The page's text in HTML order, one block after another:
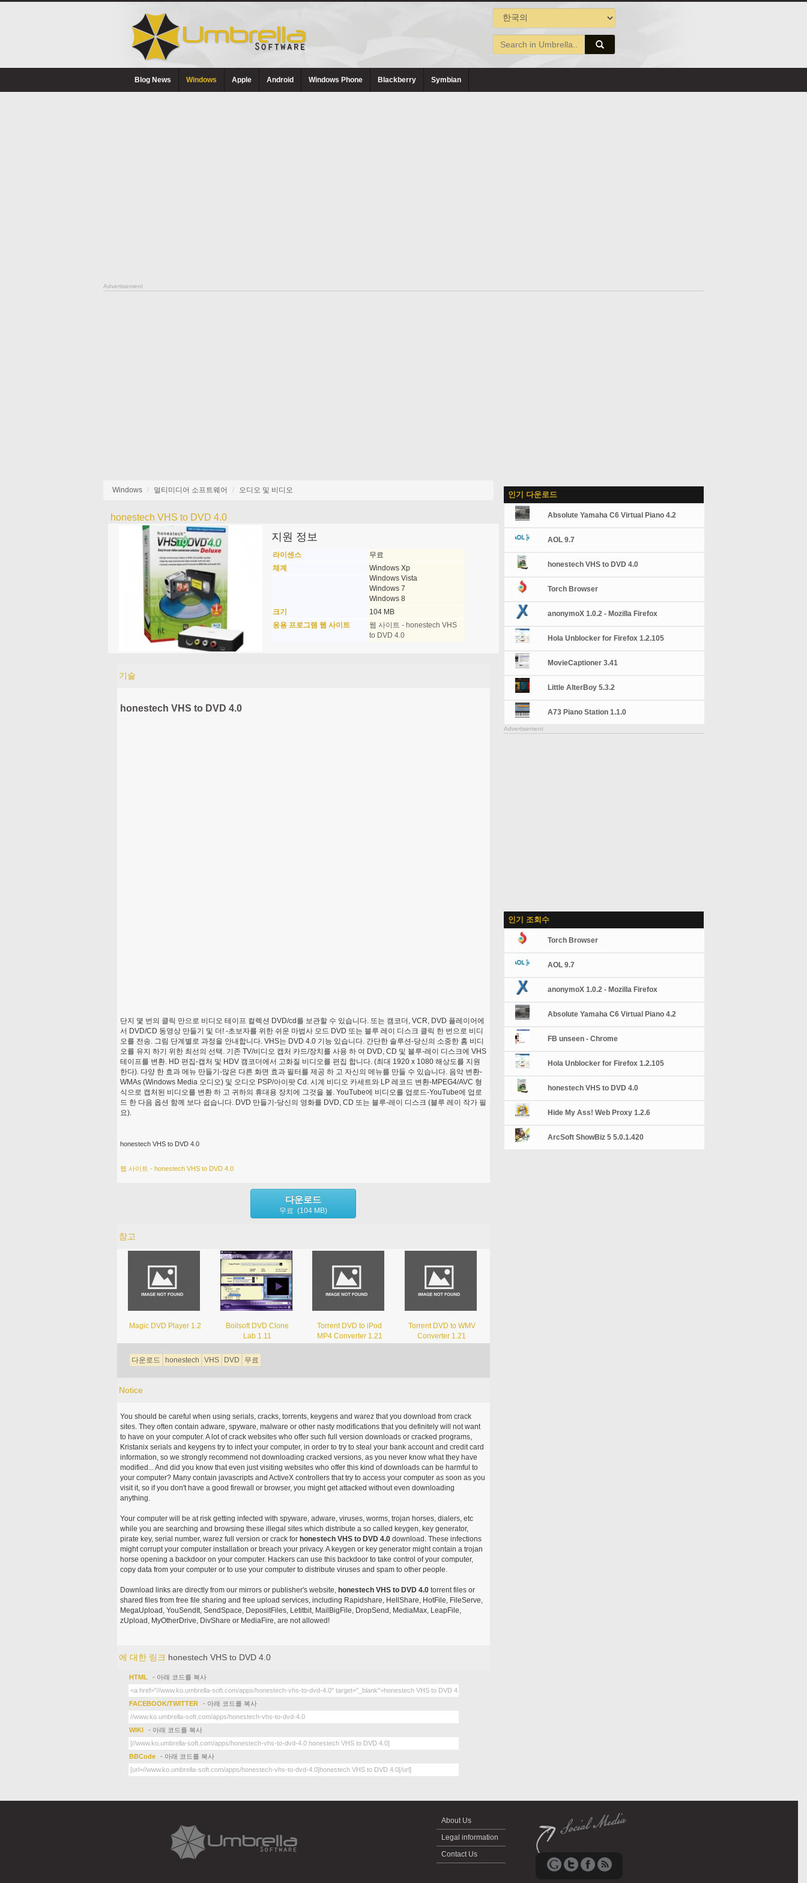
Blog News Windows Apple Android Windows Phone Blackberry Symbian
Advertisement
Windows 멀티미디어 소프트웨어 오디오 및 비디오
honestech VHS to DVD 4.0
지원 정보
라이센스
무료
체계
Windows Xp
Windows Vista
Windows 7
Windows 8
크기
104 MB
응용 프로그램 웹 사이트
웹 사이트 - honestech VHS
to DVD 4.0
기술
honestech VHS to DVD 4.0
단지 몇 번의 클릭 만으로 비디오 테이프 컬렉션 DVD/cd를 보관할 수 있습니다. 또는 캠코더, VCR, DVD 플레이어에
서 DVD/CD 동영상 만들기 및 더! -초보자를 위한 쉬운 마법사 모드 DVD 또는 블루 레이 디스크 클릭 한 번으로 비디
오를 전송. 그림 단계별로 과정을 안내합니다. VHS는 DVD 4.0 기능 있습니다. 간단한 솔루션-당신의 소중한 홈 비디
오를 유지 하기 위한 최선의 선택. 기존 TV/비디오 캡처 카드/장치를 사용 하 여 DVD, CD 및 블루-레이 디스크에 VHS
테이프를 변환. HD 편집-캡처 및 HDV 캠코더에서 고화질 비디오를 편집 합니다. (최대 1920 x 1080 해상도를 지원
한다). 다양 한 효과 메뉴 만들기-많은 다른 화면 효과 필터를 제공 하 고 자신의 메뉴를 만들 수 있습니다. 음악 변환-
WMAs (Windows Media 오디오) 및 오디오 PSP/아이팟 Cd. 시계 비디오 카세트와 LP 레코드 변환-MPEG4/AVC 형
식으로 캡처된 비디오를 변환 하 고 귀하의 휴대용 장치에 그것을 볼. YouTube에 비디오를 업로드-YouTube에 업로
드 한 다음 옵션 함께 보다 쉽습니다. DVD 만들기-당신의 영화를 DVD, CD 또는 블루-레이 디스크 (블루 레이 작가 필
요).
honestech VHS to DVD 4.0
웹 사이트 - honestech VHS to DVD 4.0
다운로드
무료 (104 MB)
참고
Magic DVD Player 1.2
Boilsoft DVD Clone
Lab 1.11
Torrent DVD to iPod
MP4 Converter 1.21
Torrent DVD to WMV
Converter 1.21
다운로드 honestech VHS DVD 무료
Notice
You should be careful when using serials, cracks, torrents, keygens and warez that you download from crack
sites. They often contain adware, spyware, malware or other nasty modifications that you definitely will not want
to have on your computer. A lot of crack websites who offer such full version downloads or cracked programs,
Kristanix serials and keygens try to infect your computer, in order to try to steal your bank account and credit card
information, so we strongly recommend not downloading cracked versions, as you never know what they have
modified... And did you know that even just visiting websites who offer this kind of downloads can be harmful to
your computer? Many contain javascripts and ActiveX controllers that try to access your computer as soon as you
visit it, so if you don't have a good firewall or browser, you might get attacked without even downloading
anything.
Your computer will be at risk getting infected with spyware, adware, viruses, worms, trojan horses, dialers, etc
while you are searching and browsing these illegal sites which distribute a so called keygen, key generator,
pirate key, serial number, warez full version or crack for honestech VHS to DVD 4.0download. These infections
might corrupt your computer installation or breach your privacy. A keygen or key generator might contain a trojan
horse opening a backdoor on your computer. Hackers can use this backdoor to take control of your computer,
copy data from your computer or to use your computer to distribute viruses and spam to other people.
Download links are directly from our mirrors or publisher's website, honestech VHS to DVD 4.0torrent files or
shared files from free file sharing and free upload services, including Rapidshare, HellShare, HotFile, FileServe,
MegaUpload, YouSendIt, SendSpace, DepositFiles, Letitbit, MailBigFile, DropSend, MediaMax, LeapFile,
zUpload, MyOtherDrive, DivShare or MediaFire, are not allowed!
에 대한 링크 honestech VHS to DVD 4.0
HTML - 아래 코드를 복사
FACEBOOK/TWITTER - 아래 코드를 복사
WIKI - 아래 코드를 복사
BBCode - 아래 코드를 복사
인기 다운로드
Absolute Yamaha C6 Virtual Piano 4.2
AOL 9.7
honestech VHS to DVD 4.0
Torch Browser
anonymoX 1.0.2 - Mozilla Firefox
Hola Unblocker for Firefox 1.2.105
MovieCaptioner 3.41
Little AlterBoy 5.3.2
A73 Piano Station 1.1.0
Advertisement
인기 조회수
Torch Browser
AOL 9.7
anonymoX 1.0.2 - Mozilla Firefox
Absolute Yamaha C6 Virtual Piano 4.2
FB unseen - Chrome
Hola Unblocker for Firefox 1.2.105
honestech VHS to DVD 4.0
Hide My Ass! Web Proxy 1.2.6
ArcSoft ShowBiz 5 5.0.1.420
About Us
Legal information
Contact Us